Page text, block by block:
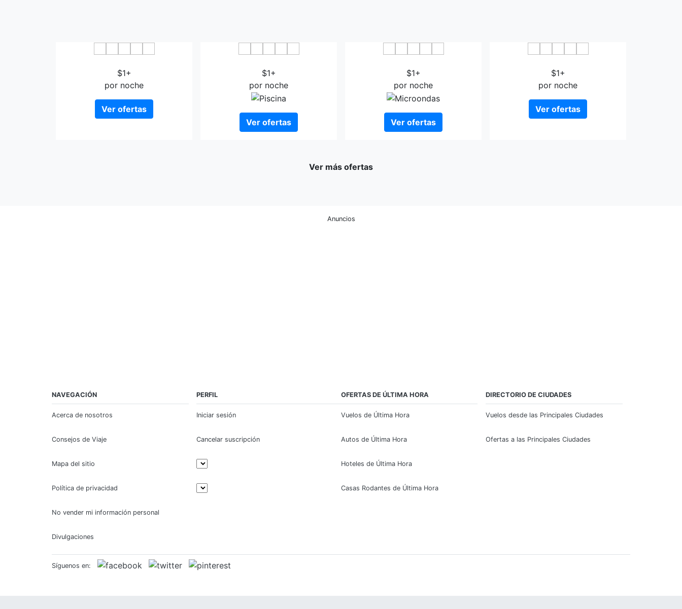
$1+
por noche
Ver ofertas
$1+
por noche
Ver ofertas
$1+
por noche
Ver ofertas
$1+
por noche
Ver ofertas
Ver más ofertas
Anuncios
NAVEGACIÓN
Acerca de nosotros
Consejos de Viaje
Mapa del sitio
Política de privacidad
No vender mi información personal
Divulgaciones
PERFIL
Iniciar sesión
Cancelar suscripción
OFERTAS DE ÚLTIMA HORA
Vuelos de Última Hora
Autos de Última Hora
Hoteles de Última Hora
Casas Rodantes de Última Hora
DIRECTORIO DE CIUDADES
Vuelos desde las Principales Ciudades
Ofertas a las Principales Ciudades
Síguenos en: